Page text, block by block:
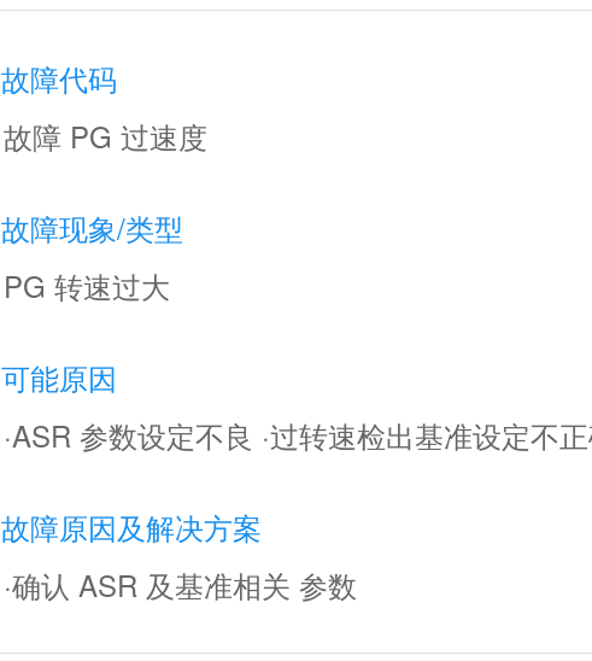
故障代码
故障 PG 过速度
故障现象/类型
PG 转速过大
可能原因
·ASR 参数设定不良 ·过转速检出基准设定不
故障原因及解决方案
·确认 ASR 及基准相关 参数